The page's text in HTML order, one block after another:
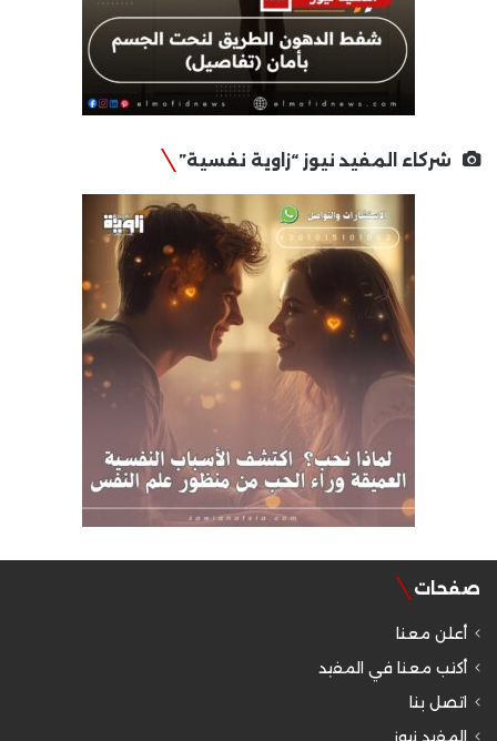
شركاء المفيد نيوز “زاوية نفسية”
صفحات
أعلن معنا
أكتب معنا في المفيد
اتصل بنا
المفيد نيوز